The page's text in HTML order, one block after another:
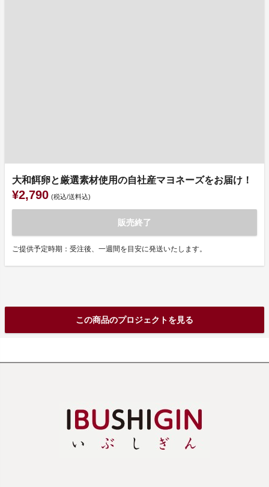
大和餌卵と厳選素材使用の自社産マヨネーズをお届け！
¥2,790 (税込/送料込)
販売終了
ご提供予定時期：受注後、一週間を目安に発送いたします。
この商品のプロジェクトを見る